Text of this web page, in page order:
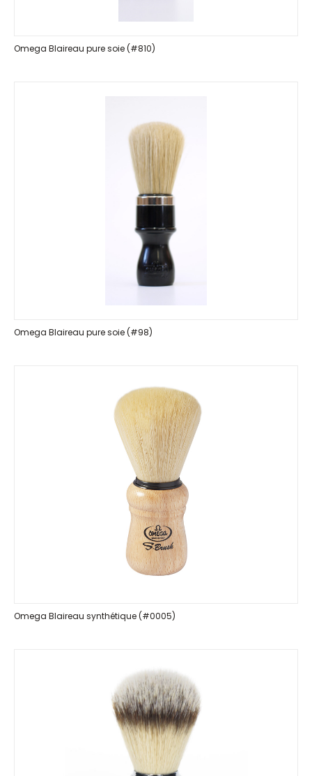
Omega Blaireau pure soie (#810)
Omega Blaireau pure soie (#98)
Omega Blaireau synthétique (#0005)